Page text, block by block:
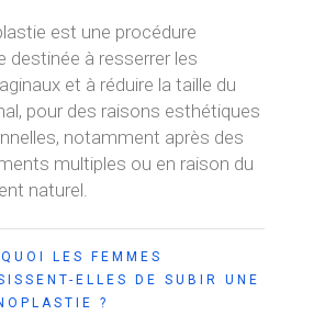
est une procédure
destinée à resserrer les
et à réduire la taille du
pour des raisons esthétiques
notamment après des
multiples ou en raison du
naturel.
LES FEMMES
ELLES DE SUBIR UNE
?